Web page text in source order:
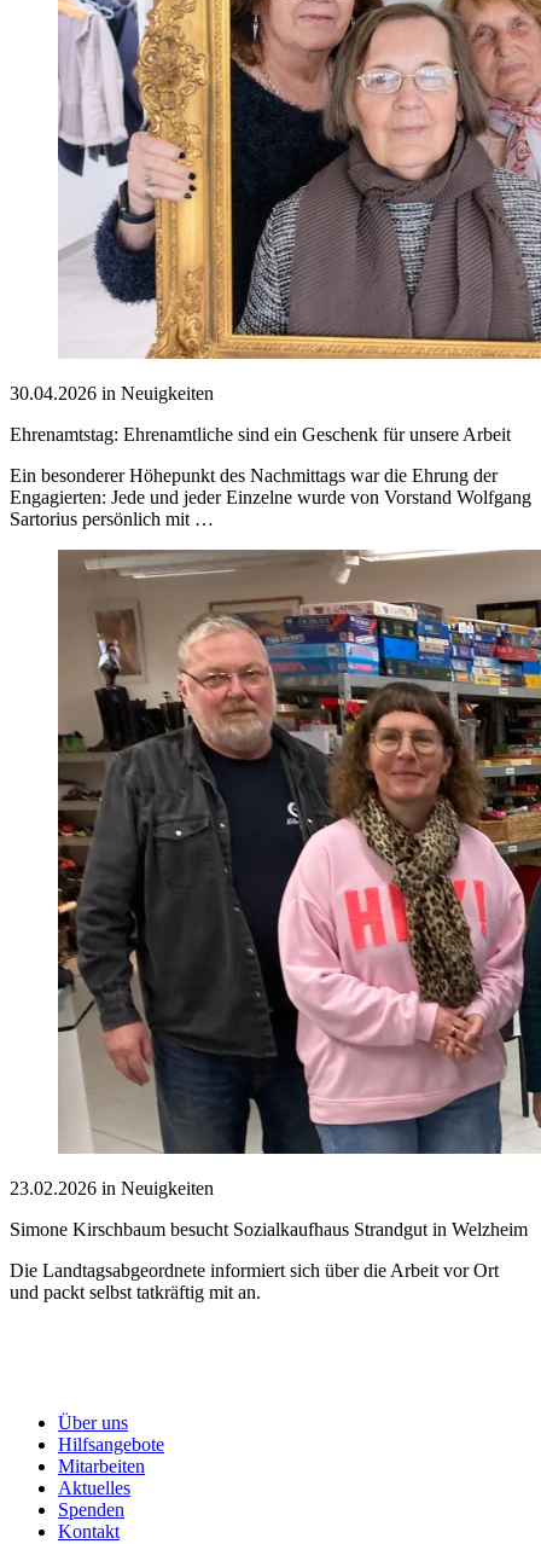
30.04.2026 in Neuigkeiten
Ehrenamtstag: Ehrenamtliche sind ein Geschenk für unsere Arbeit
Ein besonderer Höhepunkt des Nachmittags war die Ehrung der
Engagierten: Jede und jeder Einzelne wurde von Vorstand Wolfgang
Sartorius persönlich mit …
23.02.2026 in Neuigkeiten
Simone Kirschbaum besucht Sozialkaufhaus Strandgut in Welzheim
Die Landtagsabgeordnete informiert sich über die Arbeit vor Ort
und packt selbst tatkräftig mit an.
Über uns
Hilfsangebote
Mitarbeiten
Aktuelles
Spenden
Kontakt